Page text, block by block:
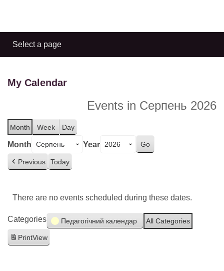
My Calendar
Events in Серпень 2026
Month Week Day
Month Year
Previous Today
There are no events scheduled during these dates.
Categories Педагогічний календар All Categories
PrintView